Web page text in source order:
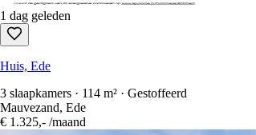
1 dag geleden
Huis, Ede
3 slaapkamers · 114 m² · Gestoffeerd
Mauvezand, Ede
€ 1.325,- /maand